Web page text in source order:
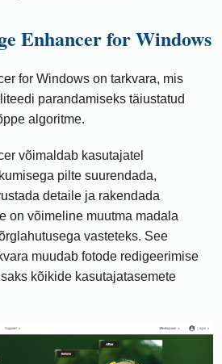
Enhancer for Windows
for Windows on tarkvara, mis
parandamiseks täiustatud
algoritme.
võimaldab kasutajatel
pilte suurendada,
detaile ja rakendada
on võimeline muutma madala
vasteteks. See
muudab fotode redigeerimise
kõikide kasutajatasemete